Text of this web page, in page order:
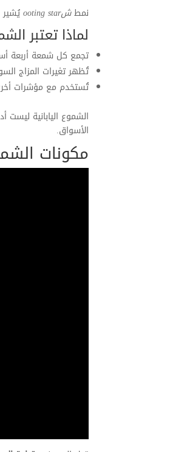
نمطشooting star
لماذا تعتبر
تجمع كل شمعة أربعة
تُظهر تغيرات المزاج
تُستخدم مع مؤشرات
الشموع اليابانية
الأسواق.
مكونات